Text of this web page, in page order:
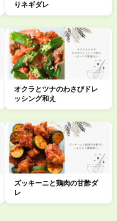
りネギダレ
オクラとツナのわさびドレ
ッシング和え
ズッキーニと鶏肉の甘酢ダ
レ